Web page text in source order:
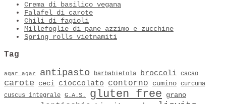
Crema di basilico vegana
Falafel di carote
Chili di fagioli
Millefoglie di pane azzimo e zucchine
Spring rolls vietnamiti
Tag
agar agar antipasto barbabietola broccoli cacao
carote ceci cioccolato contorno cumino curcuma
cuscus integrale G.A.S. gluten free
grano